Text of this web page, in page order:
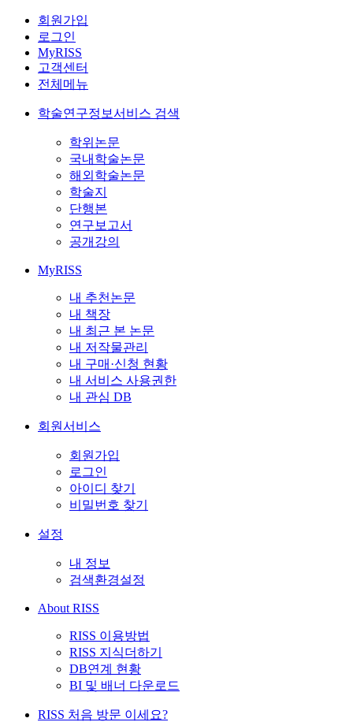
회원가입
로그인
MyRISS
고객센터
전체메뉴
학술연구정보서비스 검색
학위논문
국내학술논문
해외학술논문
학술지
단행본
연구보고서
공개강의
MyRISS
내 추천논문
내 책장
내 최근 본 논문
내 저작물관리
내 구매·신청 현황
내 서비스 사용권한
내 관심 DB
회원서비스
회원가입
로그인
아이디 찾기
비밀번호 찾기
설정
내 정보
검색환경설정
About RISS
RISS 이용방법
RISS 지식더하기
DB연계 현황
BI 및 배너 다운로드
RISS 처음 방문 이세요?